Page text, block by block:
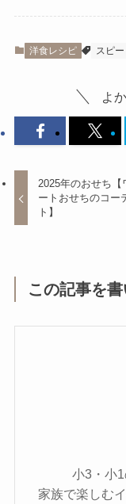
洋食レシピ スピ
よ
2025年のおせち【
ートおせちのコー
ト】
この記事を書
小3・小1
家族で楽しむ